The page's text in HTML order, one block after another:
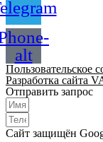
alt
Пользовательское
Разработка сайта
Отправить запрос
Сайт защищён